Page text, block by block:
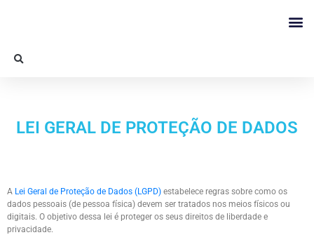
LEI GERAL DE PROTEÇÃO DE DADOS
A Lei Geral de Proteção de Dados (LGPD) estabelece regras sobre como os
dados pessoais (de pessoa física) devem ser tratados nos meios físicos ou
digitais. O objetivo dessa lei é proteger os seus direitos de liberdade e
privacidade.